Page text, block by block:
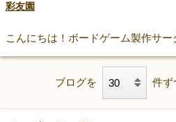
彩友園
こんにちは！ボードゲーム製作サー
ブログを 件ず